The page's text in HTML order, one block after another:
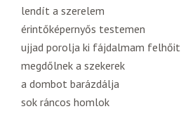
lendít a szerelem
érintőképernyős testemen
ujjad porolja ki fájdalmam felhőit
megdőlnek a szekerek
a dombot barázdálja
sok ráncos homlok